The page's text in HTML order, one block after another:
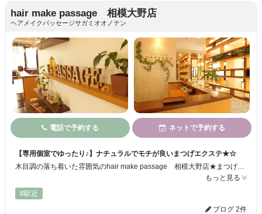
hair make passage 相模大野店
ヘアメイクパッセージサガミオオノテン
電話で予約する ネットで予約する
【専用個室でゆったり♪】ナチュラルでモチが良いまつげエクステ★☆
木目調の落ち着いた雰囲気のhair make passage 相模大野店★まつげエクステは、専用の個室でゆったりと施術が受けられます♪素材にもこだわり、目に優しい国産のグルーを使用し、目に負担の少ない施術を心掛けております☆お客様にご要望をしっかり丁寧にお伺いするので、イメージ通りの仕上がりに♪まつエクが初めてのお客様も、安心してご来店ください♪
もっと見る
#駅近
ブログ 2件